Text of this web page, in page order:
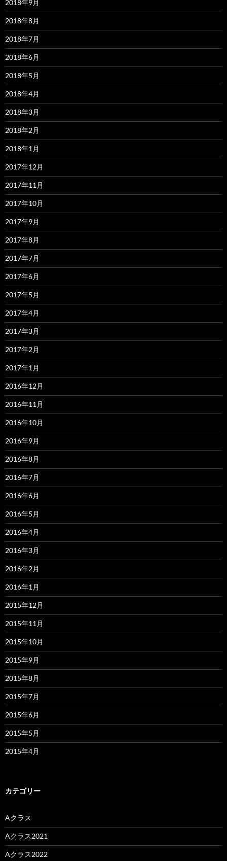
2018年9月
2018年8月
2018年7月
2018年6月
2018年5月
2018年4月
2018年3月
2018年2月
2018年1月
2017年12月
2017年11月
2017年10月
2017年9月
2017年8月
2017年7月
2017年6月
2017年5月
2017年4月
2017年3月
2017年2月
2017年1月
2016年12月
2016年11月
2016年10月
2016年9月
2016年8月
2016年7月
2016年6月
2016年5月
2016年4月
2016年3月
2016年2月
2016年1月
2015年12月
2015年11月
2015年10月
2015年9月
2015年8月
2015年7月
2015年6月
2015年5月
2015年4月
カテゴリー
Aクラス
Aクラス2021
Aクラス2022